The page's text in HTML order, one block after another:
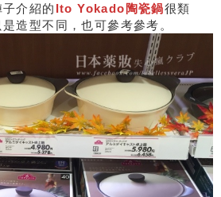
介紹的 Ito Yokado陶瓷鍋很類
造型不同，也可參考參考。